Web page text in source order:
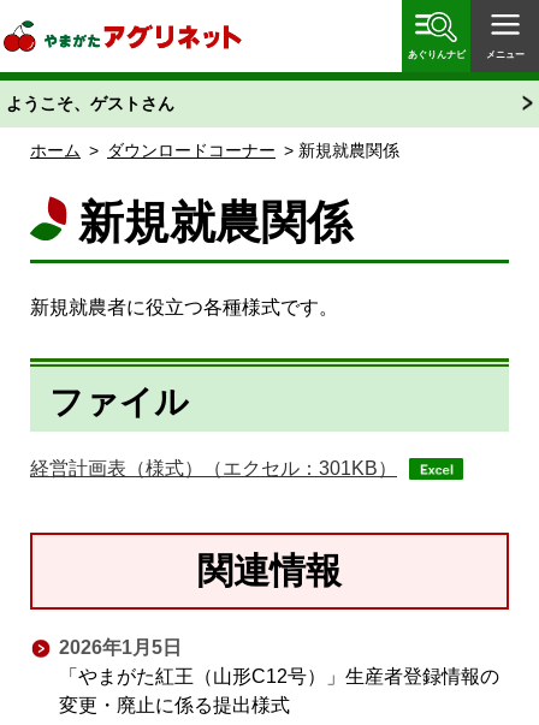
「あぐりん」
あぐりんナビ メニュー
ようこそ、ゲストさん
ホーム > ダウンロードコーナー > 新規就農関係
新規就農関係
新規就農者に役立つ各種様式です。
ファイル
経営計画表（様式）（エクセル：301KB）
関連情報
2026年1月5日
「やまがた紅王（山形C12号）」生産者登録情報の
変更・廃止に係る提出様式